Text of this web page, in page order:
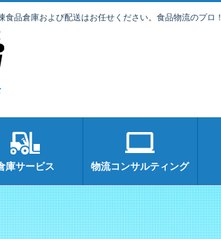
品倉庫および配送はお任せください。食品物流のプロ！
庫サービス 物流コンサルティング